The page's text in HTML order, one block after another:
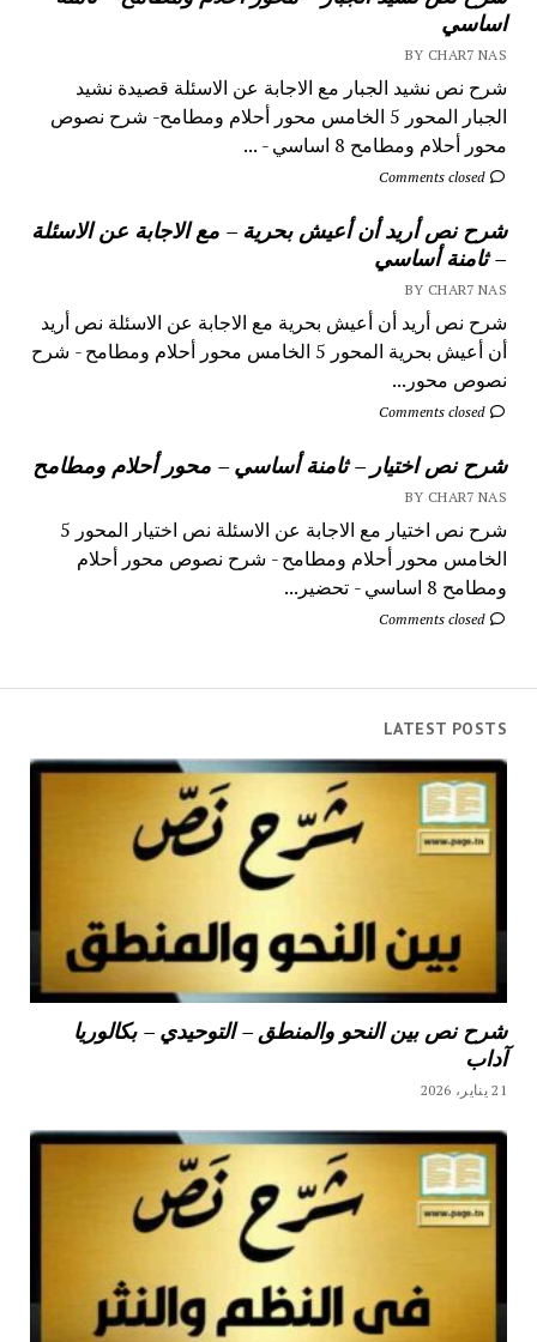
اساسي
BY CHAR7 NAS
شرح نص نشيد الجبار مع الاجابة عن الاسئلة قصيدة نشيد
الجبار المحور 5 الخامس محور أحلام ومطامح- شرح نصوص
محور أحلام ومطامح 8 اساسي - ...
Comments closed
شرح نص أريد أن أعيش بحرية – مع الاجابة عن الاسئلة
– ثامنة أساسي
BY CHAR7 NAS
شرح نص أريد أن أعيش بحرية مع الاجابة عن الاسئلة نص أريد
أن أعيش بحرية المحور 5 الخامس محور أحلام ومطامح - شرح
نصوص محور...
Comments closed
شرح نص اختيار – ثامنة أساسي – محور أحلام ومطامح
BY CHAR7 NAS
شرح نص اختيار مع الاجابة عن الاسئلة نص اختيار المحور 5
الخامس محور أحلام ومطامح - شرح نصوص محور أحلام
ومطامح 8 اساسي - تحضير...
Comments closed
LATEST POSTS
شرح نص بين النحو والمنطق – التوحيدي – بكالوريا
آداب
21 يناير، 2026